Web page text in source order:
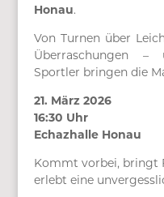
Honau.
Von Turnen über
Überraschungen –
Sportler bringen die
21. März 2026
16:30 Uhr
Echazhalle Honau
Kommt vorbei, bringt
erlebt eine